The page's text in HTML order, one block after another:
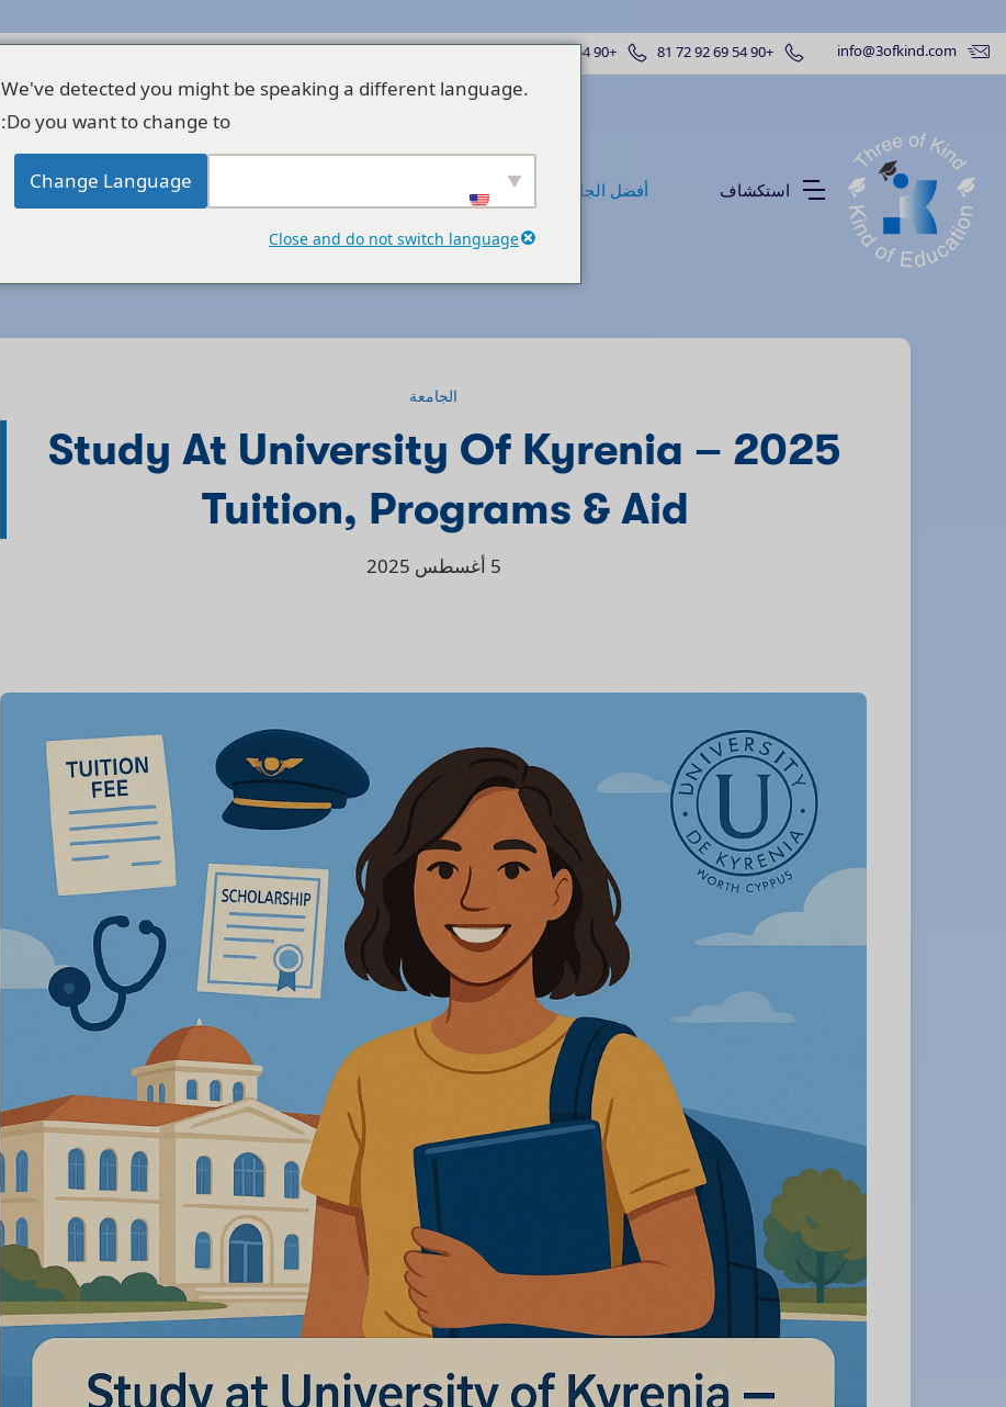
info@3ofkind.com
+90 54 69 92 72 81
+90 54 88 73 88 41
استكشاف أفضل الجامعات جميع الدورات آخر الأخبار
الجامعة
Study At University Of Kyrenia – 2025
Tuition, Programs & Aid
5 أغسطس 2025
We've detected you might be speaking a different language.
Do you want to change to:
Change Language
Close and do not switch language